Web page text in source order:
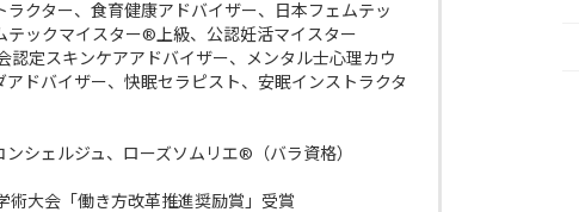
クター、食育健康アドバイザー、日本フェムテッ
テックマイスター®上級、公認妊活マイスター
認定スキンケアアドバイザー、メンタル士心理カウ
ドバイザー、快眠セラピスト、安眠インストラクタ
シェルジュ、ローズソムリエ®（バラ資格）
術大会「働き方改革推進奨励賞」受賞